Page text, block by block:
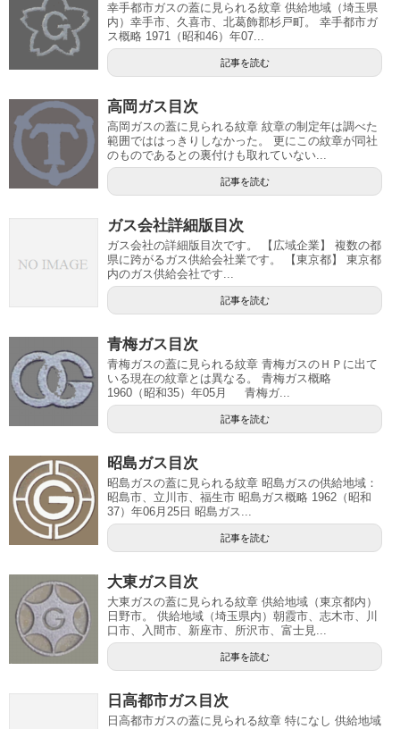
幸手都市ガスの蓋に見られる紋章 供給地域（埼玉県
内）幸手市、久喜市、北葛飾郡杉戸町。 幸手都市ガ
ス概略 1971（昭和46）年07...
記事を読む
高岡ガス目次
高岡ガスの蓋に見られる紋章 紋章の制定年は調べた
範囲でははっきりしなかった。 更にこの紋章が同社
のものであるとの裏付けも取れていない...
記事を読む
ガス会社詳細版目次
ガス会社の詳細版目次です。 【広域企業】 複数の都
県に跨がるガス供給会社業です。 【東京都】 東京都
内のガス供給会社です...
記事を読む
青梅ガス目次
青梅ガスの蓋に見られる紋章 青梅ガスのＨＰに出て
いる現在の紋章とは異なる。 青梅ガス概略
1960（昭和35）年05月 青梅ガ...
記事を読む
昭島ガス目次
昭島ガスの蓋に見られる紋章 昭島ガスの供給地域：
昭島市、立川市、福生市 昭島ガス概略 1962（昭和
37）年06月25日 昭島ガス...
記事を読む
大東ガス目次
大東ガスの蓋に見られる紋章 供給地域（東京都内）
日野市。 供給地域（埼玉県内）朝霞市、志木市、川
口市、入間市、新座市、所沢市、富士見...
記事を読む
日高都市ガス目次
日高都市ガスの蓋に見られる紋章 特になし 供給地域